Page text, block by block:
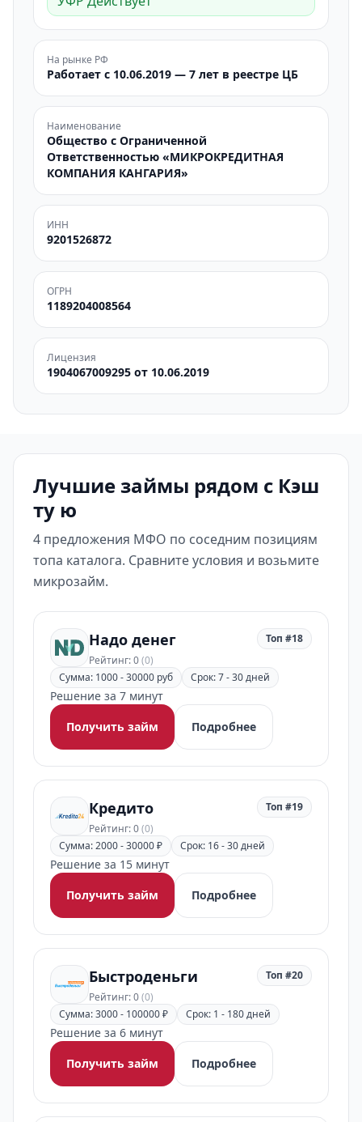
На рынке РФ
Работает с 10.06.2019 — 7 лет в реестре ЦБ
Наименование
Общество с Ограниченной
Ответственностью «МИКРОКРЕДИТНАЯ
КОМПАНИЯ КАНГАРИЯ»
ИНН
9201526872
ОГРН
1189204008564
Лицензия
1904067009295 от 10.06.2019
Лучшие займы рядом с Кэш
ту ю
4 предложения МФО по соседним позициям
топа каталога. Сравните условия и возьмите
микрозайм.
Надо денег
Рейтинг: 0(0)
Топ #18
Сумма: 1000 - 30000 руб Срок: 7 - 30 дней
Решение за 7 минут
Получить займ
Подробнее
Кредито
Рейтинг: 0(0)
Топ #19
Сумма: 2000 - 30000 ₽ Срок: 16 - 30 дней
Решение за 15 минут
Получить займ
Подробнее
Быстроденьги
Рейтинг: 0(0)
Топ #20
Сумма: 3000 - 100000 ₽ Срок: 1 - 180 дней
Решение за 6 минут
Получить займ
Подробнее